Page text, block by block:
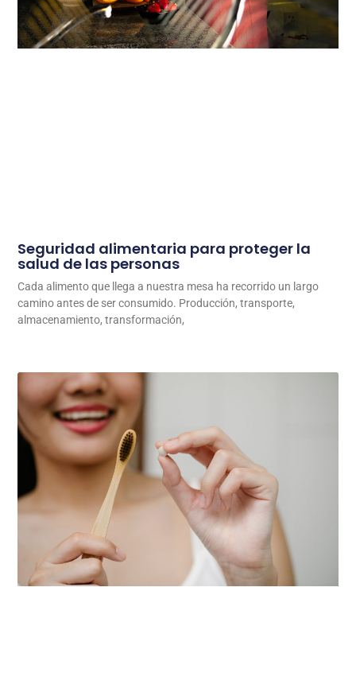
Seguridad alimentaria para proteger la
salud de las personas
Cada alimento que llega a nuestra mesa ha recorrido un largo
camino antes de ser consumido. Producción, transporte,
almacenamiento, transformación,